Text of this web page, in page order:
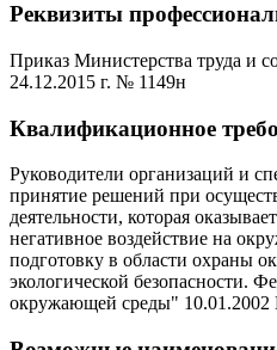
Реквизиты
Приказ Министерства труда и
24.12.2015 г. № 1149н
Квалификационное
Руководители организаций и
принятие решений при
деятельности, которая
негативное воздействие на
подготовку в области охраны
экологической безопасности.
окружающей среды"